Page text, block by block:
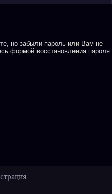
но забыли пароль или Вам не
формой восстановления пароля.